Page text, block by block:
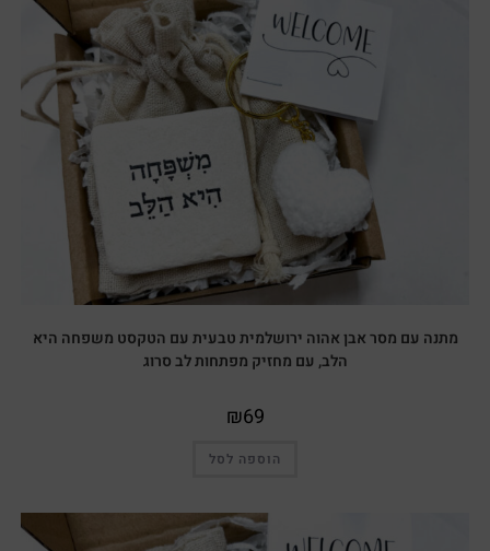
מתנה עם מסר אבן אהוה ירושלמית טבעית עם הטקסט משפחה היא
הלב, עם מחזיק מפתחות לב סרוג
₪69
הוספה לסל